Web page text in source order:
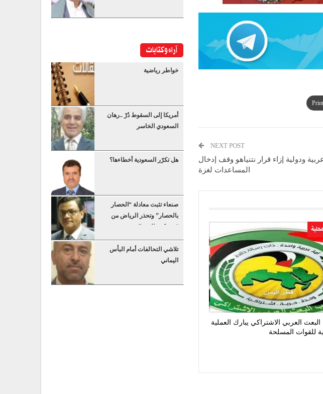
Print
NEXT POST
ودولية إزاء قرار نتنياهو وقف إدخال
المساعدات لغزة
العربي الاشتراكي يبارك العملية
للقوات المسلحة
آراء وكتابات
خواطر رياضية
أمريكا إلى السقوط دُرْ ..رهان
السعودي الخاسر
هل تكرّر السعودية أخطاءها؟
صنعاء تثبت معادلة “الحصار
بالحصار” وتحذر الرياض من
“عسكرة البحر”
تلاشي التحالفات أمام البأس
اليماني